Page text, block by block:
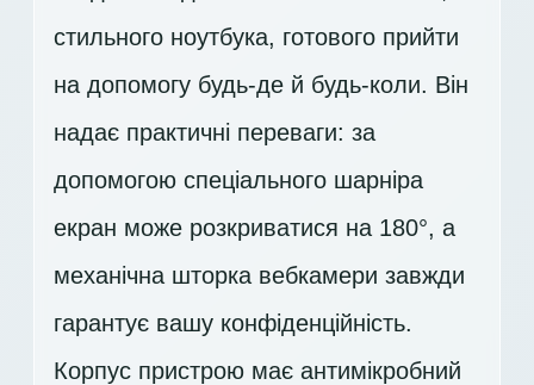
стильного ноутбука, готового прийти
на допомогу будь-де й будь-коли. Він
надає практичні переваги: за
допомогою спеціального шарніра
екран може розкриватися на 180°, а
механічна шторка вебкамери завжди
гарантує вашу конфіденційність.
Корпус пристрою має антимікробний